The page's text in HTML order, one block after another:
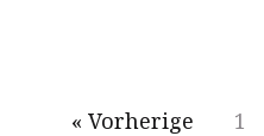
« Vorherige 1